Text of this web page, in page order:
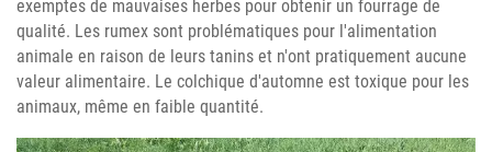
exemptes de mauvaises herbes pour obtenir un fourrage de
qualité. Les rumex sont problématiques pour l'alimentation
animale en raison de leurs tanins et n'ont pratiquement aucune
valeur alimentaire. Le colchique d'automne est toxique pour les
animaux, même en faible quantité.